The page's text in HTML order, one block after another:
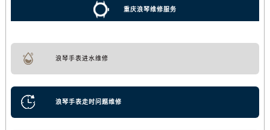
重庆浪琴维修服务
浪琴手表进水维修
浪琴手表走时问题维修